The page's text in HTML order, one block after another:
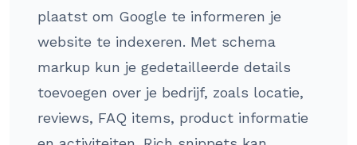
plaatst om Google te informeren je
website te indexeren. Met schema
markup kun je gedetailleerde details
toevoegen over je bedrijf, zoals locatie,
reviews, FAQ items, product informatie